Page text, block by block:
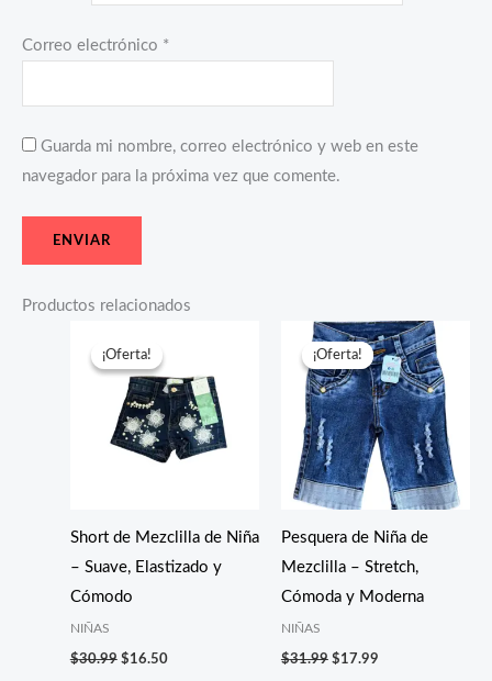
Correo electrónico *
Guarda mi nombre, correo electrónico y web en este
navegador para la próxima vez que comente.
Productos relacionados
¡Oferta!
¡Oferta!
Short de Mezclilla de Niña
– Suave, Elastizado y
Cómodo
NIÑAS
$30.99
precio
original
era:
$30.99.
$16.50
es:
$16.50.
¡Oferta!
¡Oferta!
Pesquera de Niña de
Mezclilla – Stretch,
Cómoda y Moderna
NIÑAS
$31.99
El
precio
original
era:
$31.99.
$17.99
El
precio
actual
es:
$17.99.